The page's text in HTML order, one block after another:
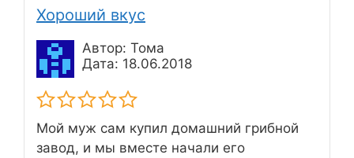
Хороший вкус
Автор: Тома
Дата: 18.06.2018
Мой муж сам купил домашний грибной
завод, и мы вместе начали его